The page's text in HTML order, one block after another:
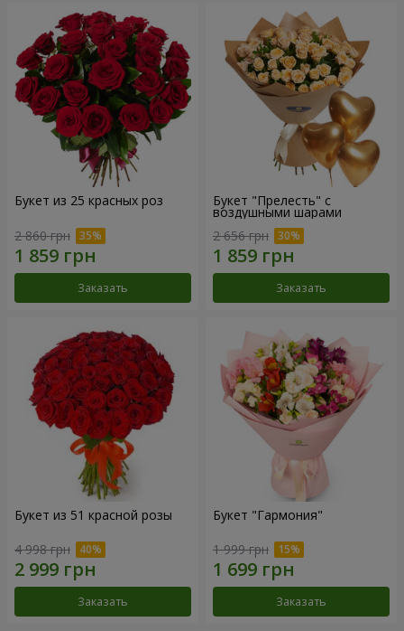
Букет из 25 красных роз
2 860 грн
Заказать
Букет "Прелесть" с
воздушными шарами
2 656 грн
Заказать
Букет из 51 красной розы
4 998 грн
Заказать
Букет "Гармония"
1 999 грн
Заказать